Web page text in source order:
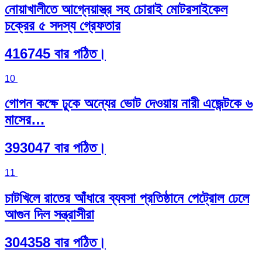
নোয়াখালীতে আগ্নেয়াস্ত্র সহ চোরাই মোটরসাইকেল
চক্রের ৫ সদস্য গ্রেফতার
416745 বার পঠিত।
10
গোপন কক্ষে ঢুকে অন্যের ভোট দেওয়ায় নারী এজেন্টকে ৬
মাসের…
393047 বার পঠিত।
11
চাটখিলে রাতের আঁধারে ব্যবসা প্রতিষ্ঠানে পেট্রোল ঢেলে
আগুন দিল সন্ত্রাসীরা
304358 বার পঠিত।